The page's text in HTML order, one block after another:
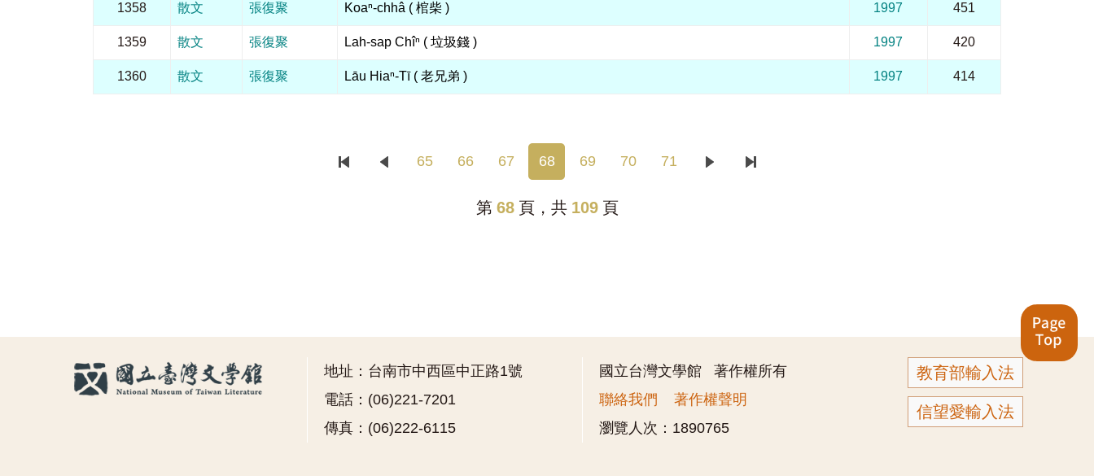
1358 散文 張復聚 Koaⁿ-chhâ ( 棺柴 ) 1997 451
1359 散文 張復聚 Lah-sap Chîⁿ ( 垃圾錢 ) 1997 420
1360 散文 張復聚 Lāu Hiaⁿ-Tī ( 老兄弟 ) 1997 414
65 66 67 68 69 70 71
第 68 頁，共 109 頁
教育部輸入法
信望愛輸入法
地址：台南市中西區中正路1號
電話：(06)221-7201
傳真：(06)222-6115
國立台灣文學館 著作權所有
聯絡我們
著作權聲明
瀏覽人次： 1890765